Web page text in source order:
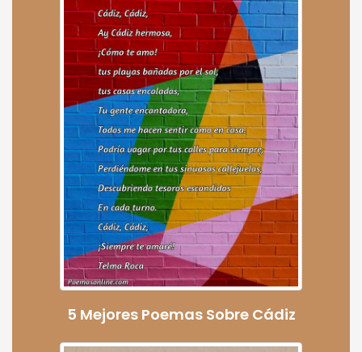
5 Mejores Poemas Sobre Cádiz